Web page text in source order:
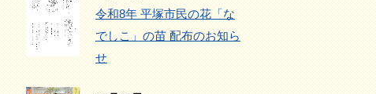
令和8年 平塚市民の花「な
でしこ」の苗 配布のお知ら
せ